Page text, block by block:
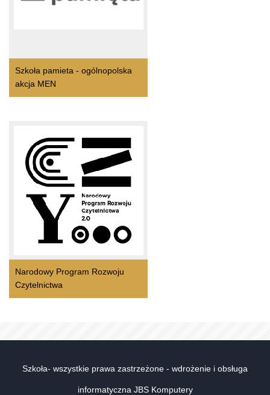
Szkoła pamieta - ogólnopolska
akcja MEN
Narodowy Program Rozwoju
Czytelnictwa
Szkoła- wszystkie prawa zastrzeżone - wdrożenie i obsługa
informatyczna JBS Komputery